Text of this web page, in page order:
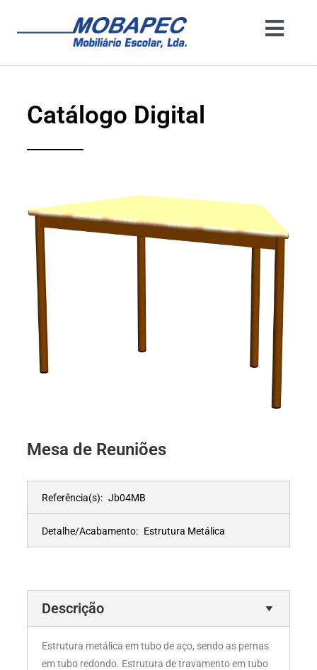
Catálogo Digital
Mesa de Reuniões
Referência(s): Jb04MB
Detalhe/Acabamento: Estrutura Metálica
Descrição
Estrutura metálica em tubo de aço, sendo as pernas
em tubo redondo. Estrutura de travamento em tubo